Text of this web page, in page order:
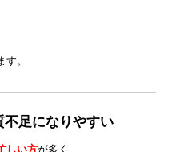
。
足になりやすい
しい方が多く、